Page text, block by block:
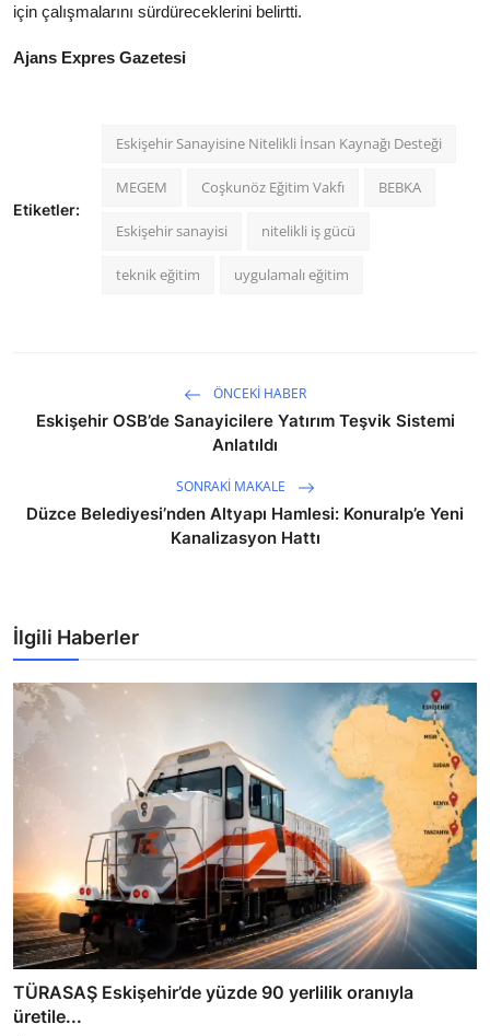
için çalışmalarını sürdüreceklerini belirtti.
Ajans Expres Gazetesi
Etiketler:
Eskişehir Sanayisine Nitelikli İnsan Kaynağı Desteği
MEGEM Coşkunöz Eğitim Vakfı BEBKA
Eskişehir sanayisi nitelikli iş gücü
teknik eğitim uygulamalı eğitim
ÖNCEKI HABER
Eskişehir OSB’de Sanayicilere Yatırım Teşvik Sistemi
Anlatıldı
SONRAKI MAKALE
Düzce Belediyesi’nden Altyapı Hamlesi: Konuralp’e Yeni
Kanalizasyon Hattı
İlgili Haberler
TÜRASAŞ Eskişehir’de yüzde 90 yerlilik oranıyla
üretile...